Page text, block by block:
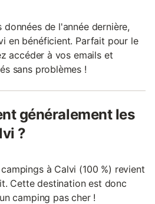
données de l'année dernière,
en bénéficient. Parfait pour le
accéder à vos emails et
sans problèmes !
généralement les
?
à Calvi (100 %) revient
Cette destination est donc
camping pas cher !